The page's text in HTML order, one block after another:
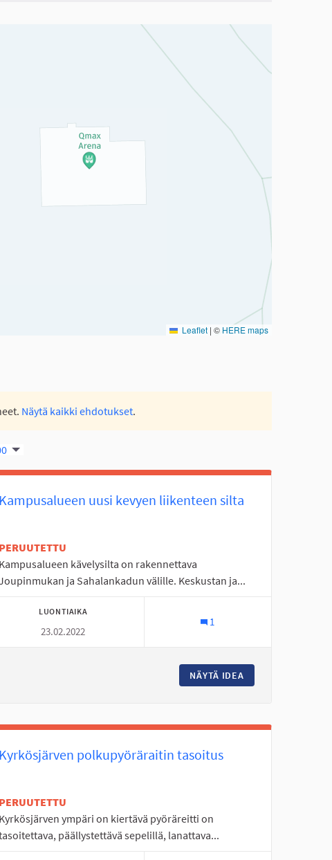
mutta se voi olla vaikeaselkoinen.
Leaflet | © HERE maps
Näytä kaikki ehdotukset.
Kampusalueen uusi kevyen liikenteen silta
PERUUTETTU
Kampusalueen kävelysilta on rakennettava
ja Sahalankadun välille. Keskustan ja...
LUONTIAIKA
23.02.2022
1
NÄYTÄ IDEA
Kyrkösjärven polkupyöräraitin tasoitus
PERUUTETTU
Kyrkösjärven ympäri on kiertävä pyöräreitti on
päällystettävä sepelillä, lanattava...